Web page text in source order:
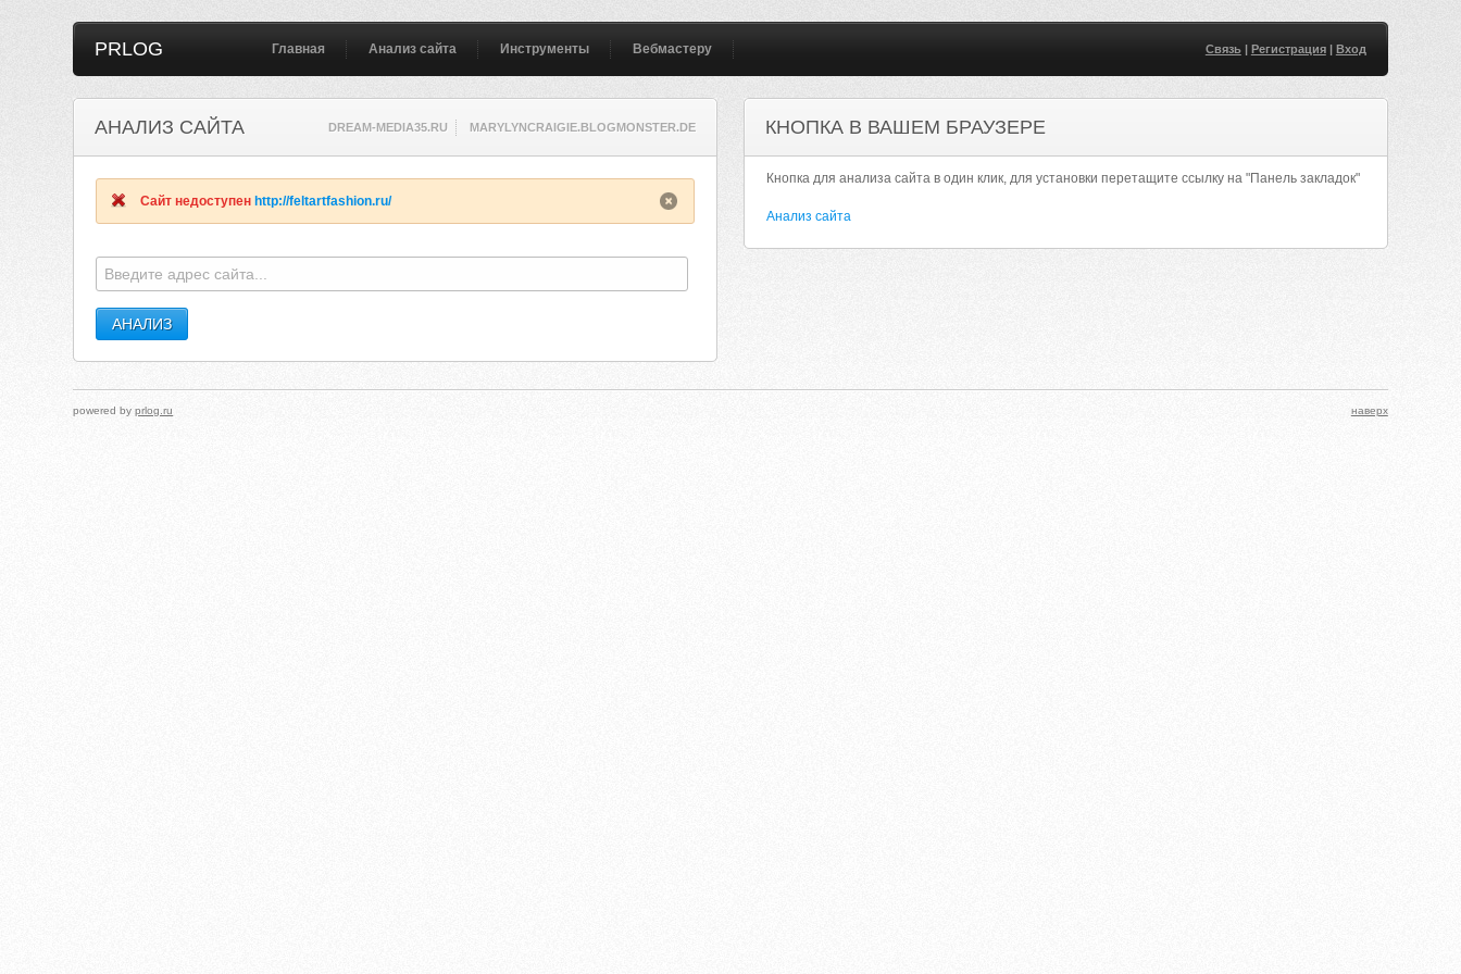
PRLOG Главная Анализ сайта Инструменты Вебмастеру Связь| Регистрация| Вход
АНАЛИЗ САЙТА DREAM-MEDIA35.RU MARYLYNCRAIGIE.BLOGMONSTER.DE
Сайт недоступен http://feltartfashion.ru/
КНОПКА В ВАШЕМ БРАУЗЕРЕ
Кнопка для анализа сайта в один клик, для установки перетащите ссылку на "Панель закладок"
Анализ сайта
powered byprlog.ru наверх